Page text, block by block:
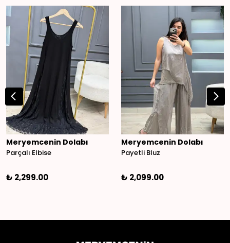
Meryemcenin Dolabı
Parçalı Elbise
₺ 2,299.00
Meryemcenin Dolabı
Payetli Bluz
₺ 2,099.00